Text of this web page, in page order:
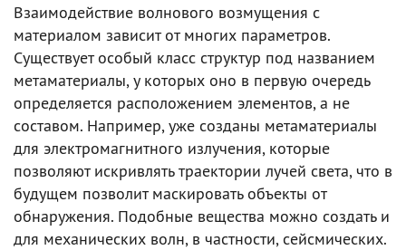
Взаимодействие волнового возмущения с
материалом зависит от многих параметров.
Существует особый класс структур под названием
метаматериалы, у которых оно в первую очередь
определяется расположением элементов, а не
составом. Например, уже созданы метаматериалы
для электромагнитного излучения, которые
позволяют искривлять траектории лучей света, что в
будущем позволит маскировать объекты от
обнаружения. Подобные вещества можно создать и
для механических волн, в частности, сейсмических.